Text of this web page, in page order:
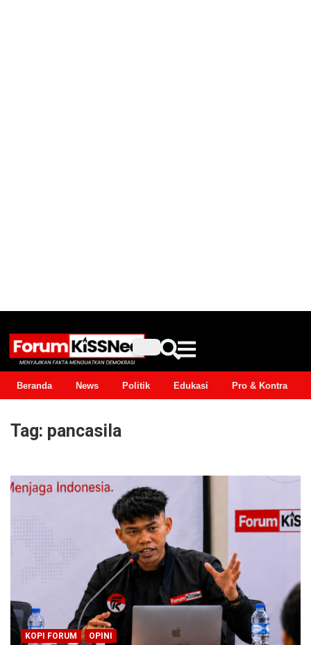
Beranda News Politik Edukasi Pro & Kontra
Tag: pancasila
KOPI FORUM OPINI